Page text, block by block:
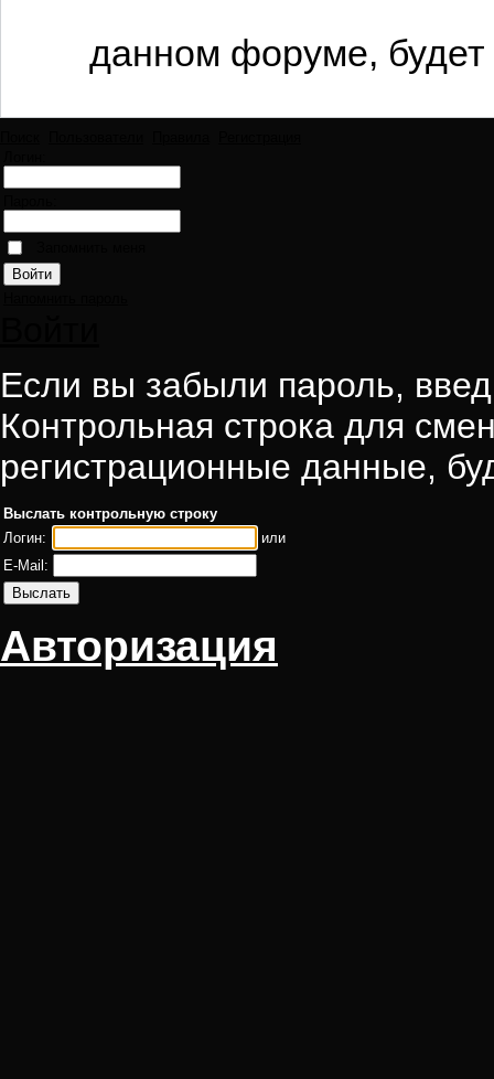
данном форуме,
Если вы забыли пароль,
Контрольная строка для
регистрационные данные,
Выслать контрольную строку
Логин:
или
E-Mail:
Авторизация